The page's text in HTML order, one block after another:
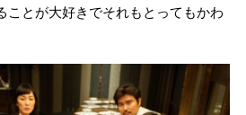
ことが大好きでそれもとってもかわ